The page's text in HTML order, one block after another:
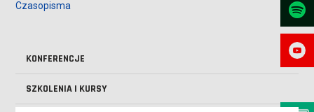
KONFERENCJE
SZKOLENIA I KURSY
Czasopisma